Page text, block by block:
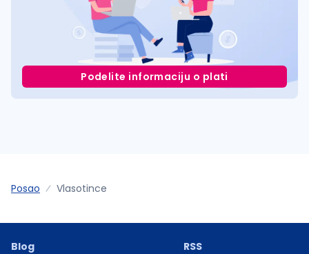
Podelite informaciju o plati
Posao Vlasotince
Blog
RSS